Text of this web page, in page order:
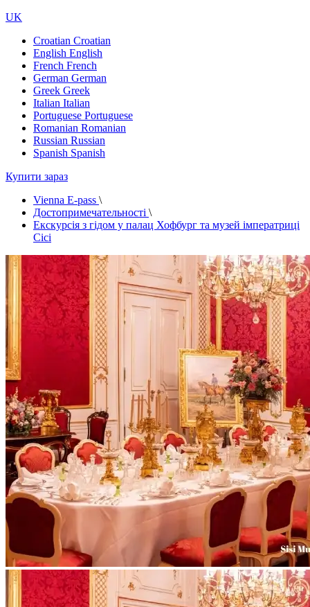
UK
Croatian Croatian
English English
French French
German German
Greek Greek
Italian Italian
Portuguese Portuguese
Romanian Romanian
Russian Russian
Spanish Spanish
Купити зараз
Vienna E-pass \
Достопримечательності \
Екскурсія з гідом у палац Хофбург та музей імператриці
Сісі